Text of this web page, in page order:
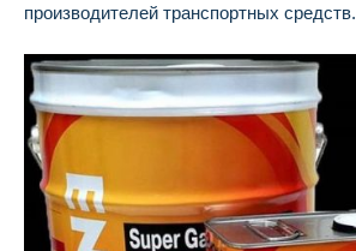
производителей транспортных средств.